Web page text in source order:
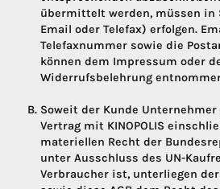
übermittelt werden, müssen in
Email oder Telefax) erfolgen.
Telefaxnummer sowie die
können dem Impressum oder
Widerrufsbelehrung
Soweit der Kunde
Vertrag mit KINOPOLIS
materiellen Recht der
unter Ausschluss des UN-
Verbraucher ist, unterliegen der